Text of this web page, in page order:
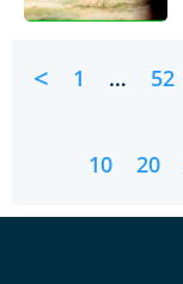
< 1 … 52
10 20